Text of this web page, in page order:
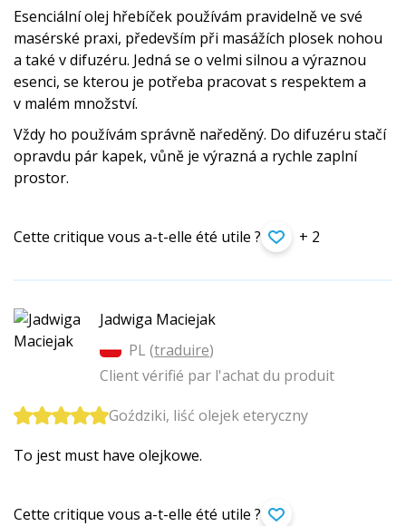
Esenciální olej hřebíček používám pravidelně ve své
masérské praxi, především při masážích plosek nohou
a také v difuzéru. Jedná se o velmi silnou a výraznou
esenci, se kterou je potřeba pracovat s respektem a
v malém množství.
Vždy ho používám správně naředěný. Do difuzéru stačí
opravdu pár kapek, vůně je výrazná a rychle zaplní
prostor.
Cette critique vous a-t-elle été utile ? + 2
Jadwiga Maciejak
PL (traduire)
Client vérifié par l'achat du produit
Goździki, liść olejek eteryczny
To jest must have olejkowe.
Cette critique vous a-t-elle été utile ?